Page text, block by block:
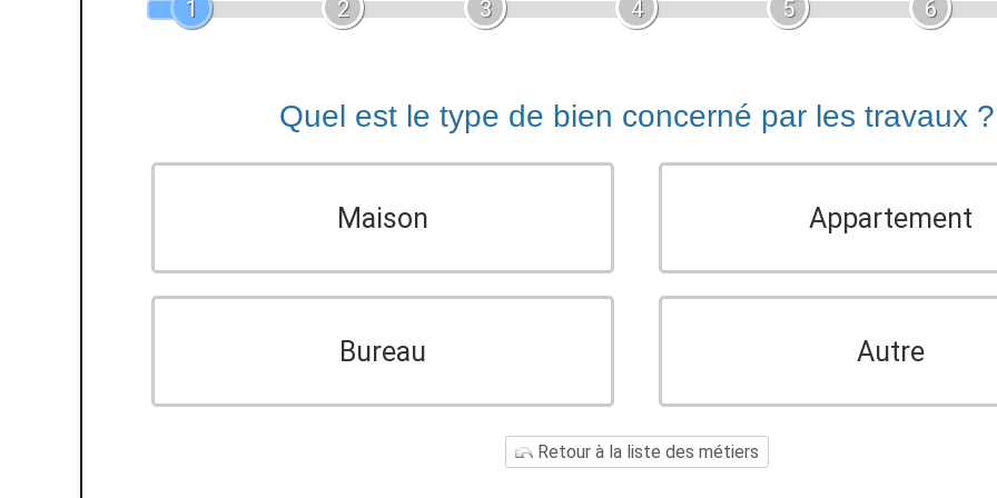
1 2 3 4 5 6
Quel est le type de bien concerné par les travaux ?
Maison Appartement
Bureau Autre
Retour à la liste des métiers